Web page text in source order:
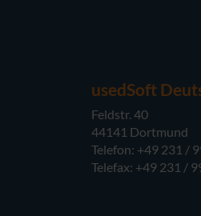
usedSoft
Feldstr. 40
44141 Dortmund
Telefon: +49 231 /
Telefax: +49 231 /